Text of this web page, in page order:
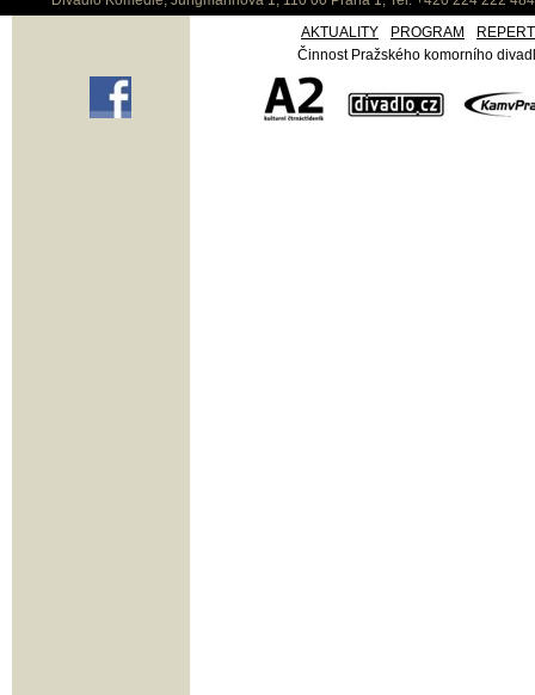
AKTUALITY
PROGRAM
Činnost Pražského komorního